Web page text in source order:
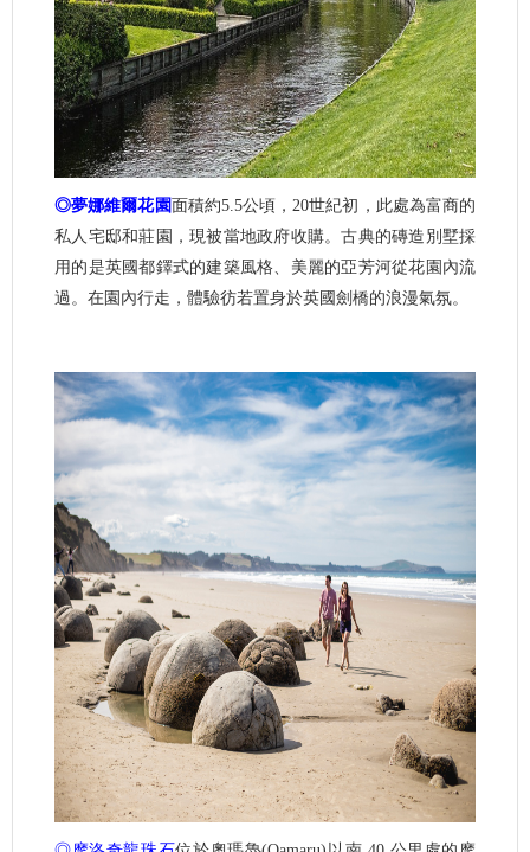
◎夢娜維爾花園 面積約5.5公頃，20世紀初，此處為富商的
私人宅邸和莊園，現被當地政府收購。古典的磚造別墅採
用的是英國都鐸式的建築風格、美麗的亞芳河從花園內流
過。在園內行走，體驗彷若置身於英國劍橋的浪漫氣氛。